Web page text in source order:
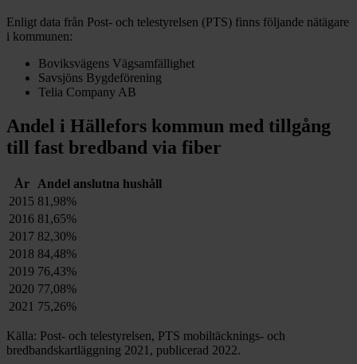
Enligt data från Post- och telestyrelsen (PTS) finns följande nätägare
i kommunen:
Boviksvägens Vägsamfällighet
Savsjöns Bygdeförening
Telia Company AB
Andel i Hällefors kommun med tillgång
till fast bredband via fiber
År
Andel anslutna hushåll
2015 81,98%
2016 81,65%
2017 82,30%
2018 84,48%
2019 76,43%
2020 77,08%
2021 75,26%
Källa: Post- och telestyrelsen, PTS mobiltäcknings- och
bredbandskartläggning 2021, publicerad 2022.